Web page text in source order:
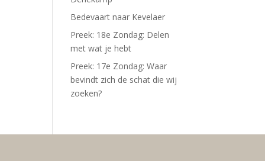
Bedevaart naar Kevelaer
Preek: 18e Zondag: Delen
met wat je hebt
Preek: 17e Zondag: Waar
bevindt zich de schat die wij
zoeken?